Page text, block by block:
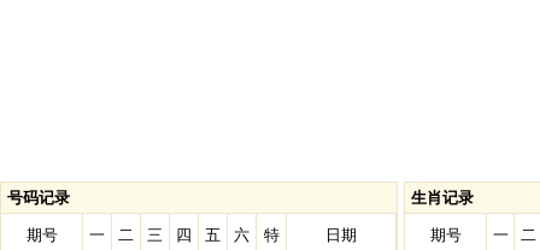
号码记录
期号 一 二 三 四 五 六 特 日期
生肖记录
期号 一 二